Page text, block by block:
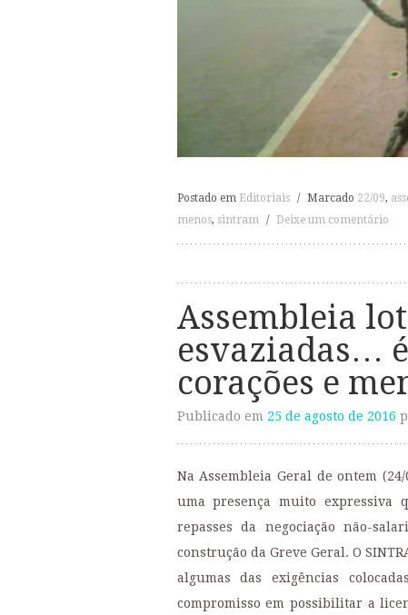
Postado em Editoriais / Marcado 22/09,
menos, sintram / Deixe um comentário
Assembleia
esvaziadas…
corações e
Publicado em 25 de agosto de 2016
Na Assembleia Geral de ontem
uma presença muito expressiva
repasses da negociação não-
construção da Greve Geral. O
algumas das exigências
compromisso em possibilitar a